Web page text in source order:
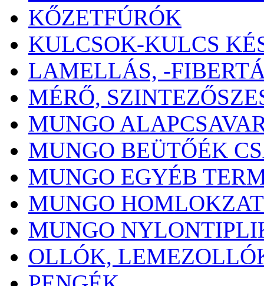
KŐZETFÚRÓK
KULCSOK-KULCS
LAMELLÁS, -
MÉRŐ,
MUNGO
MUNGO BEÜTŐÉK
MUNGO EGYÉB
MUNGO
MUNGO
OLLÓK,